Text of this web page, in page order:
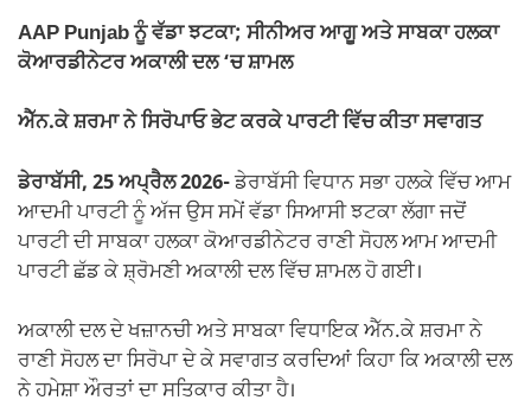
e
b
o
o
k
s
A
p
p
gr
a
m
y
n
k
e
AAP Punjab ਨੂੰ ਵੱਡਾ ਝਟਕਾ; ਸੀਨੀਅਰ ਆਗੂ ਅਤੇ ਸਾਬਕਾ ਹਲਕਾ
ਕੋਆਰਡੀਨੇਟਰ ਅਕਾਲੀ ਦਲ ‘ਚ ਸ਼ਾਮਲ
ਐੱਨ.ਕੇ ਸ਼ਰਮਾ ਨੇ ਸਿਰੋਪਾਓ ਭੇਟ ਕਰਕੇ ਪਾਰਟੀ ਵਿੱਚ ਕੀਤਾ ਸਵਾਗਤ
ਡੇਰਾਬੱਸੀ, 25 ਅਪ੍ਰੈਲ 2026-ਡੇਰਾਬੱਸੀ ਵਿਧਾਨ ਸਭਾ ਹਲਕੇ ਵਿੱਚ ਆਮ
ਆਦਮੀ ਪਾਰਟੀ ਨੂੰ ਅੱਜ ਉਸ ਸਮੇਂ ਵੱਡਾ ਸਿਆਸੀ ਝਟਕਾ ਲੱਗਾ ਜਦੋਂ
ਪਾਰਟੀ ਦੀ ਸਾਬਕਾ ਹਲਕਾ ਕੋਆਰਡੀਨੇਟਰ ਰਾਣੀ ਸੋਹਲ ਆਮ ਆਦਮੀ
ਪਾਰਟੀ ਛੱਡ ਕੇ ਸ਼੍ਰੋਮਣੀ ਅਕਾਲੀ ਦਲ ਵਿੱਚ ਸ਼ਾਮਲ ਹੋ ਗਈ।
ਅਕਾਲੀ ਦਲ ਦੇ ਖਜ਼ਾਨਚੀ ਅਤੇ ਸਾਬਕਾ ਵਿਧਾਇਕ ਐੱਨ.ਕੇ ਸ਼ਰਮਾ ਨੇ
ਰਾਣੀ ਸੋਹਲ ਦਾ ਸਿਰੋਪਾ ਦੇ ਕੇ ਸਵਾਗਤ ਕਰਦਿਆਂ ਕਿਹਾ ਕਿ ਅਕਾਲੀ ਦਲ
ਨੇ ਹਮੇਸ਼ਾ ਔਰਤਾਂ ਦਾ ਸਤਿਕਾਰ ਕੀਤਾ ਹੈ।